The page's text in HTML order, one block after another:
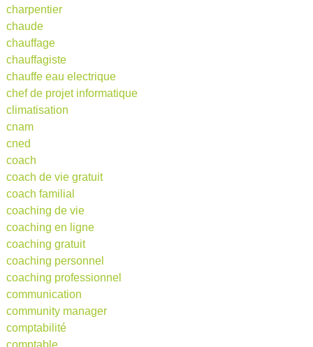
charpentier
chaude
chauffage
chauffagiste
chauffe eau electrique
chef de projet informatique
climatisation
cnam
cned
coach
coach de vie gratuit
coach familial
coaching de vie
coaching en ligne
coaching gratuit
coaching personnel
coaching professionnel
communication
community manager
comptabilité